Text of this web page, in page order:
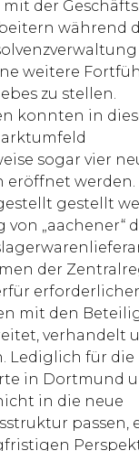
mit der
während
weitere
zu stellen.
konnten in
sogar vier
eröffnet werden.
gestellt
von „aachener“
der
mit den
verhandelt
Lediglich für die
in Dortmund
in die neue
passen,